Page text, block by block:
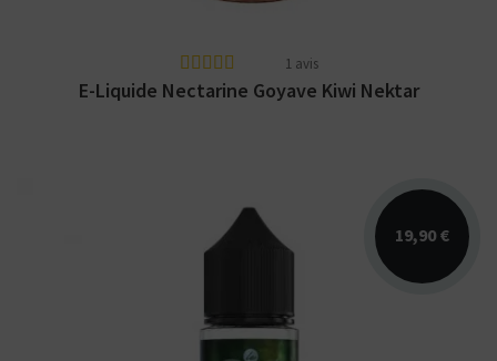
1 avis
E-Liquide Nectarine Goyave Kiwi Nektar
19,90 €